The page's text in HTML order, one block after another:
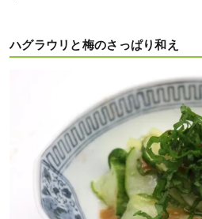
ハグラウリと梅のさっぱり和え